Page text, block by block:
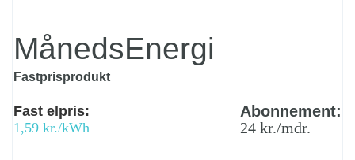
MånedsEnergi
Fastprisprodukt
Fast elpris:
1,59 kr./kWh
Abonnement:
24 kr./mdr.